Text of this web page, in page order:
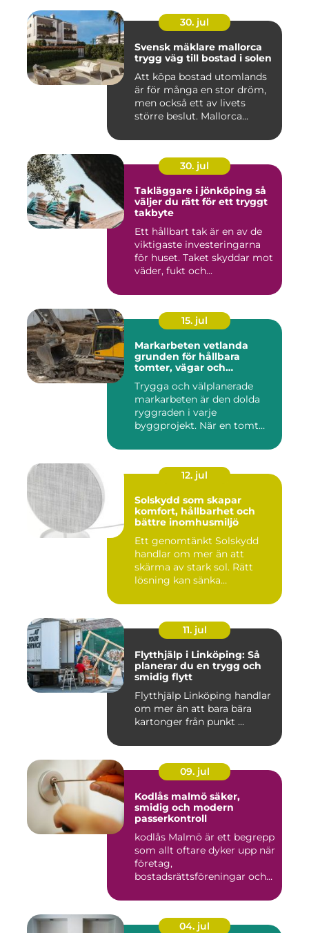
30. jul
Svensk mäklare mallorca
trygg väg till bostad i solen
Att köpa bostad utomlands
är för många en stor dröm,
men också ett av livets
större beslut. Mallorca...
30. jul
Takläggare i jönköping så
väljer du rätt för ett tryggt
takbyte
Ett hållbart tak är en av de
viktigaste investeringarna
för huset. Taket skyddar mot
väder, fukt och...
15. jul
Markarbeten vetlanda
grunden för hållbara
tomter, vägar och
Trygga och välplanerade
markarbeten är den dolda
ryggraden i varje
byggprojekt. När en tomt
12. jul
Solskydd som skapar
komfort, hållbarhet och
bättre inomhusmiljö
Ett genomtänkt Solskydd
handlar om mer än att
skärma av stark sol. Rätt
lösning kan sänka
11. jul
Flytthjälp i Linköping: Så
planerar du en trygg och
smidig flytt
Flytthjälp Linköping handlar
om mer än att bara bära
kartonger från punkt ...
09. jul
Kodlås malmö säker,
smidig och modern
passerkontroll
kodlås Malmö är ett begrepp
som allt oftare dyker upp när
företag,
bostadsrättsföreningar och
04. jul